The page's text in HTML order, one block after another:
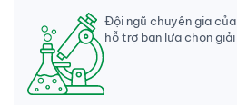
Đội ngũ chuyên gia
hỗ trợ bạn lựa chọn